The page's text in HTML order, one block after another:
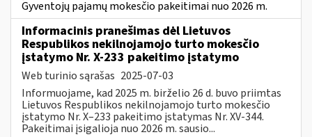
Gyventojų pajamų mokesčio pakeitimai nuo 2026 m.
Informacinis pranešimas dėl Lietuvos
Respublikos nekilnojamojo turto mokesčio
įstatymo Nr. X-233 pakeitimo įstatymo
Web turinio sąrašas 2025-07-03
Informuojame, kad 2025 m. birželio 26 d. buvo priimtas
Lietuvos Respublikos nekilnojamojo turto mokesčio
įstatymo Nr. X–233 pakeitimo įstatymas Nr. XV-344.
Pakeitimai įsigalioja nuo 2026 m. sausio...